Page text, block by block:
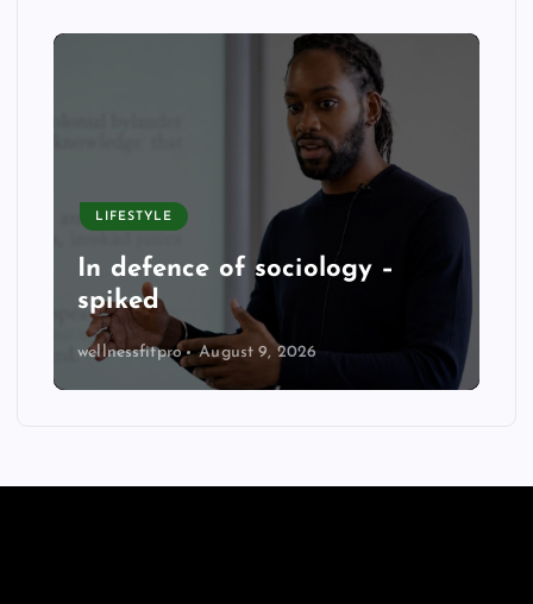
LIFESTYLE
In defence of sociology –
spiked
wellnessfitpro August 9, 2026